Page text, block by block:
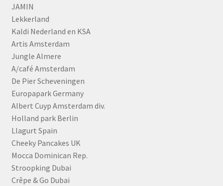
JAMIN
Lekkerland
Kaldi Nederland en KSA
Artis Amsterdam
Jungle Almere
A/café Amsterdam
De Pier Scheveningen
Europapark Germany
Albert Cuyp Amsterdam div.
Holland park Berlin
Llagurt Spain
Cheeky Pancakes UK
Mocca Dominican Rep.
Stroopking Dubai
Crêpe & Go Dubai